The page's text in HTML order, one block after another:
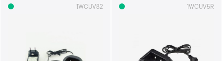
1WCUV82 1WCUV5R